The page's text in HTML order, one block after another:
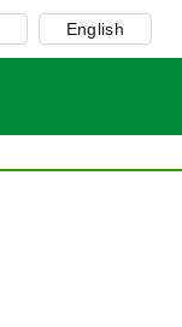
English